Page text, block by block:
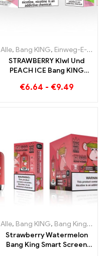
,Einweg-E-
Alle, Bang KING, Einweg-E-Zigaretten Litauen
STRAWBERRY KIwI Und
PEACH ICE Bang KING
Einweg-E-Zigarette – Dual
€6.64 - €9.49
,Einweg-E-
Alle, Bang KING, Bang King Smart Screen 15000 Puff
Strawberry Watermelon
Bang King Smart Screen